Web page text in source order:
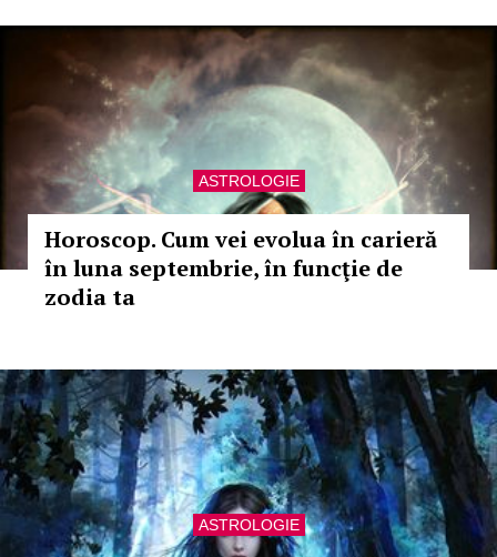
ASTROLOGIE
Horoscop. Cum vei evolua în carieră
în luna septembrie, în funcţie de
zodia ta
ASTROLOGIE